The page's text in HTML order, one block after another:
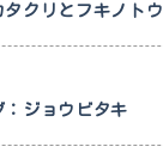
クリとフキノトウ
ジョウビタキ